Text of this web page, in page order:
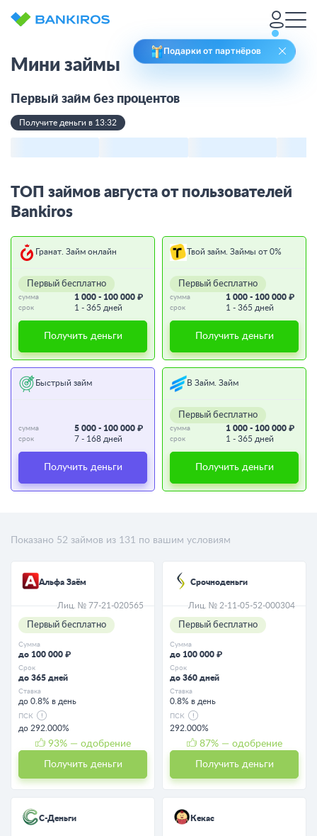
Подарки от партнёров
Мини займы
Первый займ без процентов
Получите деньги в 13:32
ТОП займов августа от пользователей
Bankiros
Гранат. Займ онлайн
Первый бесплатно
сумма 1 000 - 100 000 ₽
срок 1 - 365 дней
Получить деньги
Твой займ. Займы от 0%
Первый бесплатно
сумма 1 000 - 100 000 ₽
срок 1 - 365 дней
Получить деньги
Быстрый займ
сумма 5 000 - 100 000 ₽
срок 7 - 168 дней
Получить деньги
В Займ. Займ
Первый бесплатно
сумма 1 000 - 100 000 ₽
срок 1 - 365 дней
Получить деньги
Показано 52 займов из 131 по вашим условиям
Альфа Заём
Лиц. № 77-21-020565
Первый бесплатно
Сумма
до 100 000 ₽
Срок
до 365 дней
Ставка
до 0.8% в день
ПСК
до 292.000%
93% — одобрение
Получить деньги
Срочноденьги
Лиц. № 2-11-05-52-000304
Первый бесплатно
Сумма
до 100 000 ₽
Срок
до 360 дней
Ставка
0.8% в день
ПСК
292.000%
87% — одобрение
Получить деньги
С-Деньги Кекас